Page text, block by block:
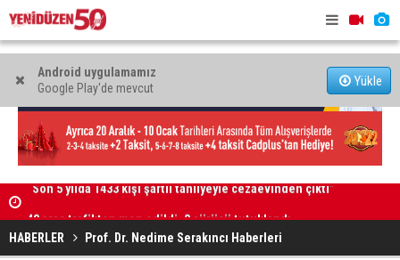
Android uygulamamız
Google Play'de mevcut
Yükle
48 araç trafikten men edildi, 3 sürücü tutuklandı
HABERLER Prof. Dr. Nedime Serakıncı Haberleri